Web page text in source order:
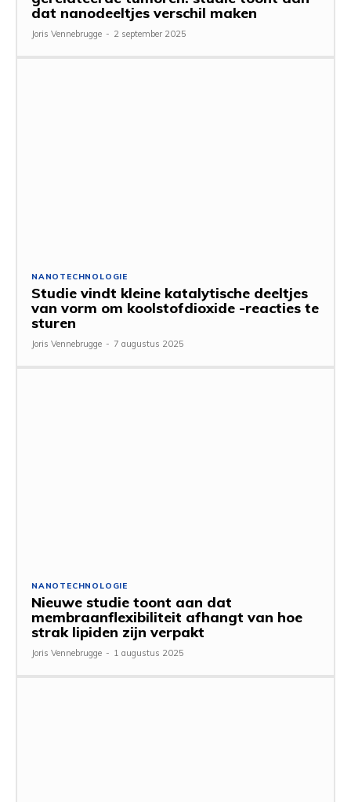
dat nanodeeltjes verschil maken
Joris Vennebrugge - 2 september 2025
NANOTECHNOLOGIE
Studie vindt kleine katalytische deeltjes
van vorm om koolstofdioxide -reacties te
sturen
Joris Vennebrugge - 7 augustus 2025
NANOTECHNOLOGIE
Nieuwe studie toont aan dat
membraanflexibiliteit afhangt van hoe
strak lipiden zijn verpakt
Joris Vennebrugge - 1 augustus 2025